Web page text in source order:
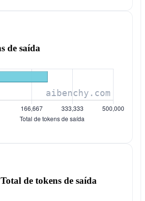
de saída
de tokens de saída